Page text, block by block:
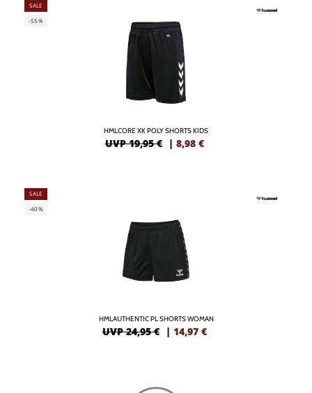
SALE
-55%
HMLCORE XK POLY SHORTS KIDS
UVP 19,95 € | 8,98 €
SALE
-40%
HMLAUTHENTIC PL SHORTS WOMAN
UVP 24,95 € | 14,97 €